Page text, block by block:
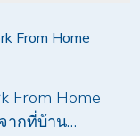
From Home
From Home
ากที่บ้าน…